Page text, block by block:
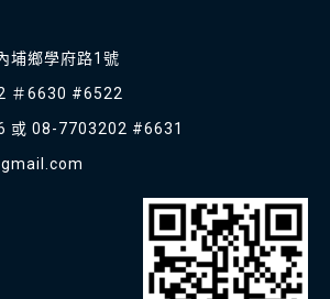
埔鄉學府路1號
＃6630 #6522
或 08-7703202 #6631